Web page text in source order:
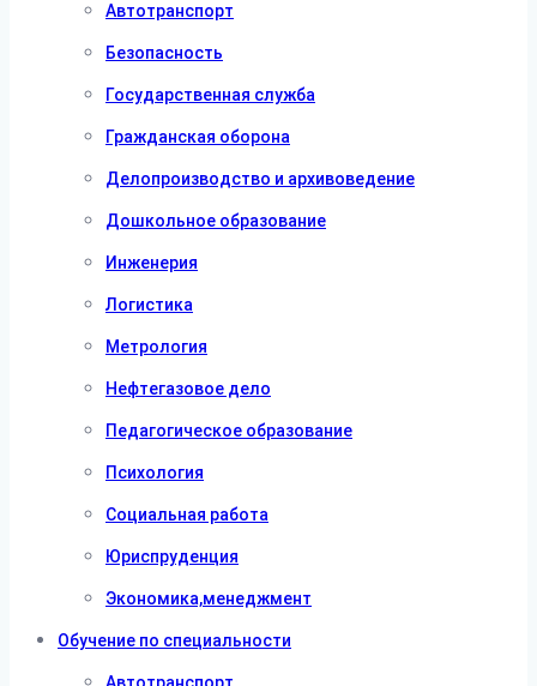
Автотранспорт
Безопасность
Государственная служба
Гражданская оборона
Делопроизводство и архивоведение
Дошкольное образование
Инженерия
Логистика
Метрология
Нефтегазовое дело
Педагогическое образование
Психология
Социальная работа
Юриспруденция
Экономика,менеджмент
Обучение по специальности